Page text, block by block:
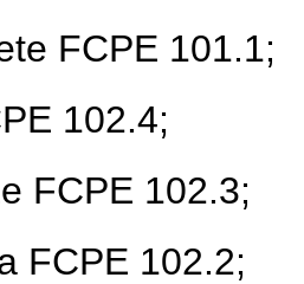
FCPE 101.1;
102.4;
FCPE 102.3;
FCPE 102.2;